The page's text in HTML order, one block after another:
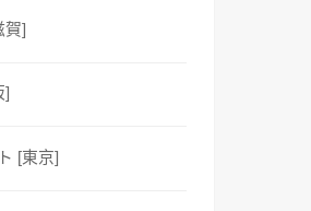
賀]
]
[東京]